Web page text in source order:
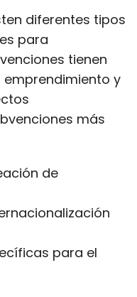
diferentes tipos
para
tienen
y
más
de
para el